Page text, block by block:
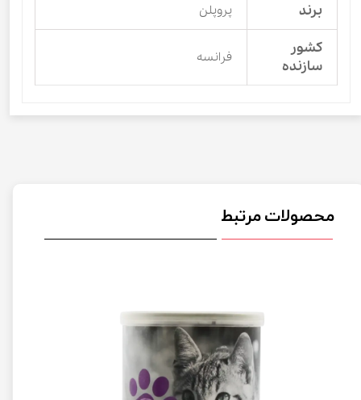
برند پروپلن
کشور
سازنده
فرانسه
محصولات مرتبط